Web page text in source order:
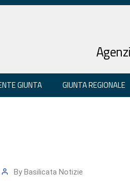
GIUNTA GIUNTA REGIONALE
By Basilicata Notizie